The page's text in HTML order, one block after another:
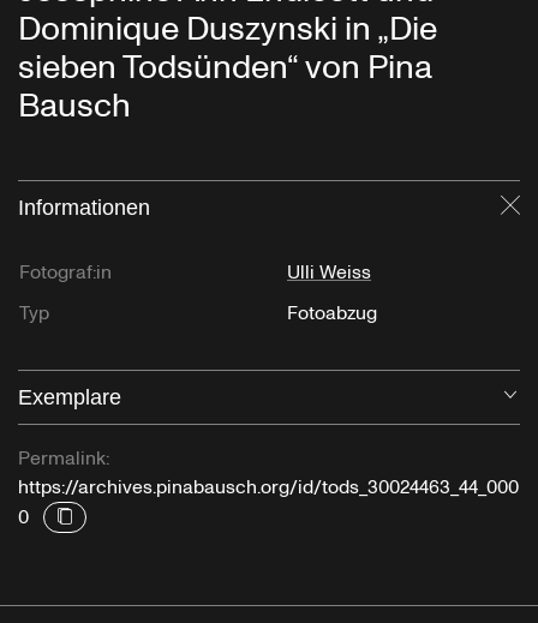
Dominique Duszynski in „Die
sieben Todsünden“ von Pina
Bausch
Informationen
Fotograf:in
Ulli Weiss
Typ
Fotoabzug
Exemplare
Permalink:
https://archives.pinabausch.org/id/tods_30024463_44_000
0